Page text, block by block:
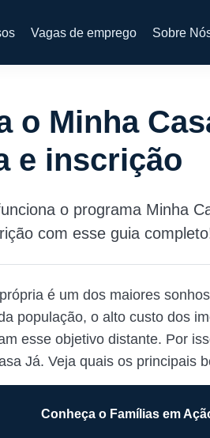
Vagas de emprego Sobre
o Minha
e inscrição
o programa Minha
com esse guia
é um dos maiores
população, o alto custo dos
esse objetivo distante. Por
Já. Veja quais os principais
Conheça o Famílias em